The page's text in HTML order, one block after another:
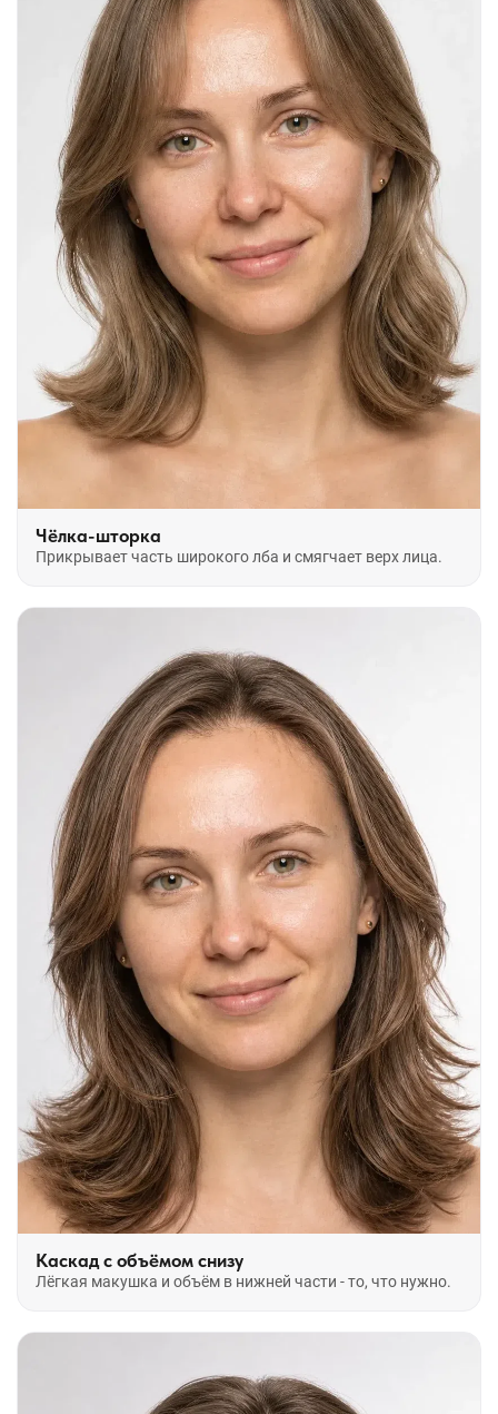
Чёлка-шторка
Прикрывает часть широкого лба и смягчает верх лица.
Каскад с объёмом снизу
Лёгкая макушка и объём в нижней части - то, что нужно.